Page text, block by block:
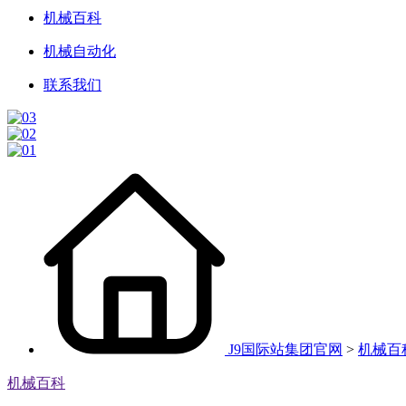
机械百科
机械自动化
联系我们
J9国际站集团官网 > 机械百
机械百科